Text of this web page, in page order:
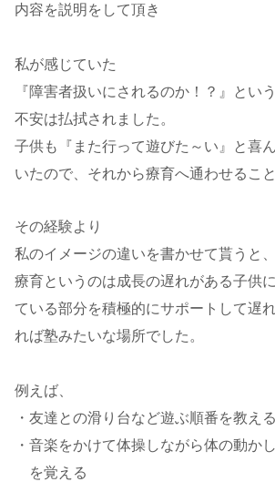
内容を説明をして頂き
私が感じていた
『障害者扱いにされるのか！？』という
不安は払拭されました。
子供も『また行って遊びた～い』と喜
いたので、それから療育へ通わせるこ
その経験より
私のイメージの違いを書かせて貰うと、
療育というのは成長の遅れがある子供
ている部分を積極的にサポートして遅
れば塾みたいな場所でした。
例えば、
・友達との滑り台など遊ぶ順番を教える
・音楽をかけて体操しながら体の動か
を覚える